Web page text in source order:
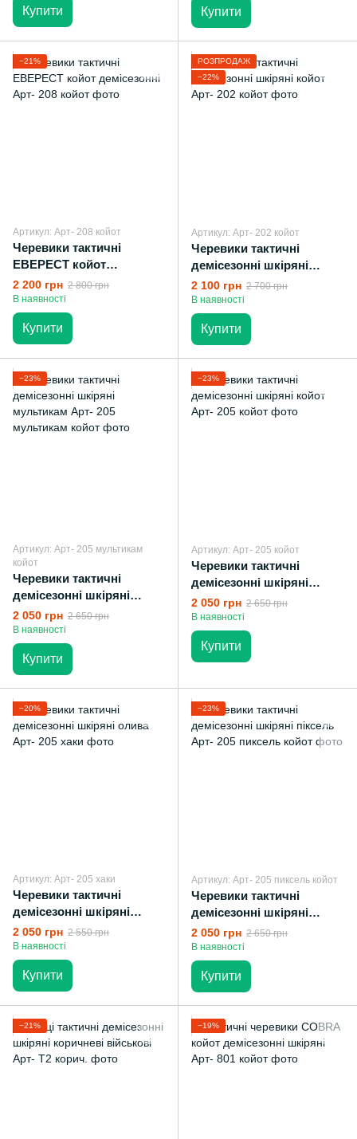
Купити Купити
−21%
Артикул: Арт- 208 койот
Черевики тактичні
ЕВЕРЕСТ койот
демісезонні
2 200 грн 2 800 грн
В наявності
Купити
РОЗПРОДАЖ
−22%
Артикул: Арт- 202 койот
Черевики тактичні
демісезонні шкіряні
койот
2 100 грн 2 700 грн
В наявності
Купити
−23%
Артикул: Арт- 205 мультикам
койот
Черевики тактичні
демісезонні шкіряні
мультикам
2 050 грн 2 650 грн
В наявності
Купити
−23%
Артикул: Арт- 205 койот
Черевики тактичні
демісезонні шкіряні
койот
2 050 грн 2 650 грн
В наявності
Купити
−20%
Артикул: Арт- 205 хаки
Черевики тактичні
демісезонні шкіряні
олива
2 050 грн 2 550 грн
В наявності
Купити
−23%
Артикул: Арт- 205 пиксель койот
Черевики тактичні
демісезонні шкіряні
піксель
2 050 грн 2 650 грн
В наявності
Купити
−21% −19%